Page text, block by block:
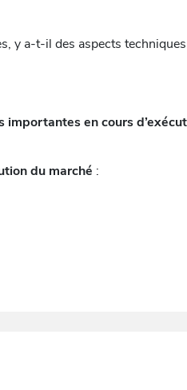
y a-t-il des aspects
importantes en cours
du marché :